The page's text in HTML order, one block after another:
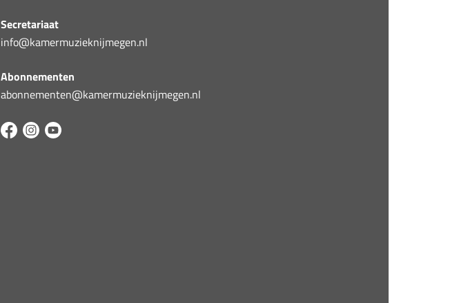
Secretariaat
info@kamermuzieknijmegen.nl
Abonnementen
abonnementen@kamermuzieknijmegen.nl